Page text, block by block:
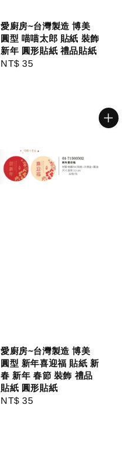
愛廚房~台灣製造 博美
圓型 喵喵太郎 貼紙 裝飾
新年 圓形貼紙 禮品貼紙
Regular
NT$ 35
愛廚房~台灣製造 博美
圓型 新年喜迎福 貼紙 新
春 新年 春節 裝飾 禮品
貼紙 圓形貼紙
Regular
NT$ 35